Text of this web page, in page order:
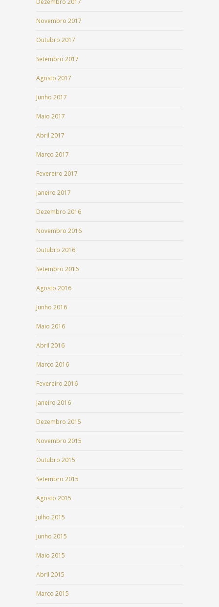
Dezembro 2017
Novembro 2017
Outubro 2017
Setembro 2017
Agosto 2017
Junho 2017
Maio 2017
Abril 2017
Março 2017
Fevereiro 2017
Janeiro 2017
Dezembro 2016
Novembro 2016
Outubro 2016
Setembro 2016
Agosto 2016
Junho 2016
Maio 2016
Abril 2016
Março 2016
Fevereiro 2016
Janeiro 2016
Dezembro 2015
Novembro 2015
Outubro 2015
Setembro 2015
Agosto 2015
Julho 2015
Junho 2015
Maio 2015
Abril 2015
Março 2015